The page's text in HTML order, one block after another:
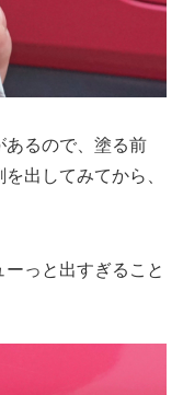
あるので、塗る前
出してみてから、
っと出すぎること